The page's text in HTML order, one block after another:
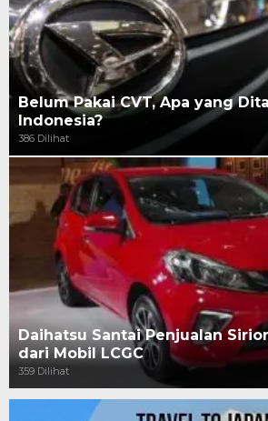
Belum Pakai CVT, Apa yang
Indonesia?
386 Dilihat
Daihatsu Santai Penjualan
dari Mobil LCGC
359 Dilihat